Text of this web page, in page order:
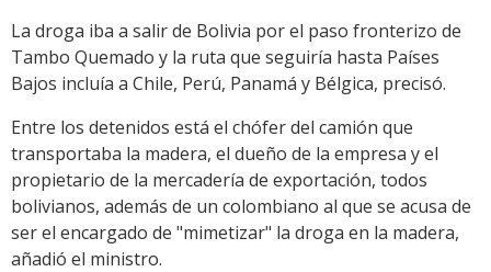
La droga iba a salir de Bolivia por el paso fronterizo de
Tambo Quemado y la ruta que seguiría hasta Países
Bajos incluía a Chile, Perú, Panamá y Bélgica, precisó.
Entre los detenidos está el chófer del camión que
transportaba la madera, el dueño de la empresa y el
propietario de la mercadería de exportación, todos
bolivianos, además de un colombiano al que se acusa de
ser el encargado de "mimetizar" la droga en la madera,
añadió el ministro.